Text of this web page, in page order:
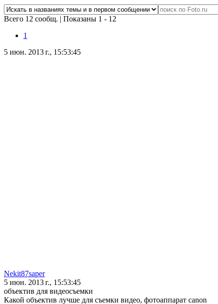
Всего 12 сообщ. | Показаны 1 - 12
1
5 июн. 2013 г., 15:53:45
Nekit87saper
5 июн. 2013 г., 15:53:45
объектив для видеосъемки
Какой объектив лучше для съемки видео, фотоаппарат canon